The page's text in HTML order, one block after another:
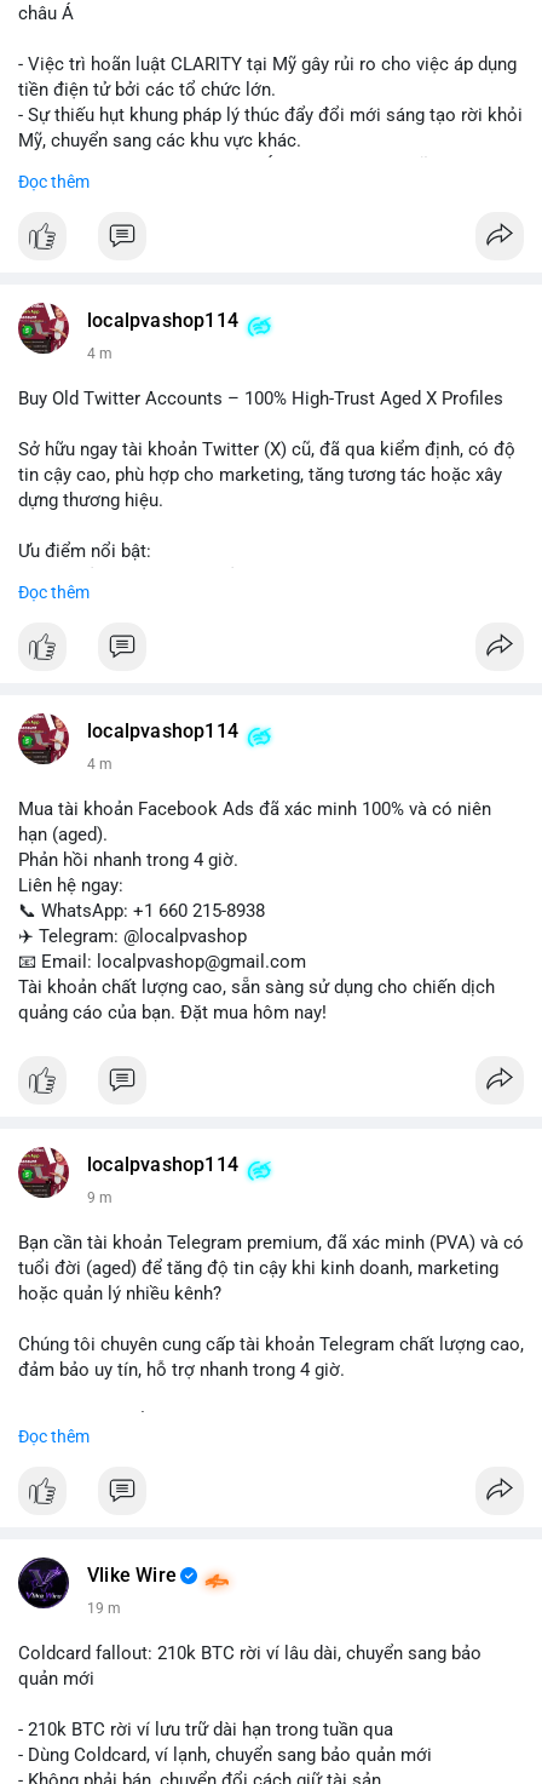
châu Á
- Việc trì hoãn luật CLARITY tại Mỹ gây rủi ro cho việc áp dụng
tiền điện tử bởi các tổ chức lớn.
- Sự thiếu hụt khung pháp lý thúc đẩy đổi mới sáng tạo rời khỏi
Mỹ, chuyển sang các khu vực khác.
trường khi Mỹ còn đang lúng túng về luật pháp.
#binancesquare #blockchain
#vlikevn #titanbot
📰 Nguồn: Cointelegraph
Đọc thêm
localpvashop114
4 m
Buy Old Twitter Accounts – 100% High-Trust Aged X Profiles
Sở hữu ngay tài khoản Twitter (X) cũ, đã qua kiểm định, có độ
tin cậy cao, phù hợp cho marketing, tăng tương tác hoặc xây
dựng thương hiệu.
Ưu điểm nổi bật:
- Hồ sơ hoàn chỉnh, giảm nguy cơ bị khóa
✈️ Telegram: @localpvashop
📧 Email: localpvashop@gmail.com
Đọc thêm
localpvashop114
4 m
Mua tài khoản Facebook Ads đã xác minh 100% và có niên
hạn (aged).
Phản hồi nhanh trong 4 giờ.
Liên hệ ngay:
📞 WhatsApp: +1 660 215-8938
✈️ Telegram: @localpvashop
📧 Email: localpvashop@gmail.com
Tài khoản chất lượng cao, sẵn sàng sử dụng cho chiến dịch
quảng cáo của bạn. Đặt mua hôm nay!
localpvashop114
9 m
Bạn cần tài khoản Telegram premium, đã xác minh (PVA) và có
tuổi đời (aged) để tăng độ tin cậy khi kinh doanh, marketing
hoặc quản lý nhiều kênh?
Chúng tôi chuyên cung cấp tài khoản Telegram chất lượng cao,
đảm bảo uy tín, hỗ trợ nhanh trong 4 giờ.
📞 WhatsApp: +1 660 215-8938
📧 Email: localpvashop@gmail.com
premium, PVA, aged với giá tốt nhất!
Đọc thêm
Vlike Wire
19 m
Coldcard fallout: 210k BTC rời ví lâu dài, chuyển sang bảo
quản mới
- 210k BTC rời ví lưu trữ dài hạn trong tuần qua
- Dùng Coldcard, ví lạnh, chuyển sang bảo quản mới